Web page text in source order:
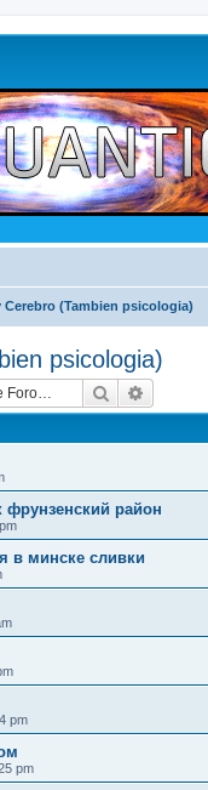
Cerebro (Tambien psicologia)
psicologia)
Buscar
район
в минске сливки
pm
pm